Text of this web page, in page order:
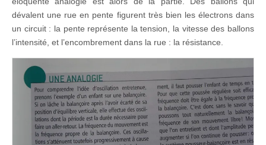
dévalent une rue en pente figurent très bien les électrons dans
un circuit : la pente représente la tension, la vitesse des ballons
l’intensité, et l’encombrement dans la rue : la résistance.